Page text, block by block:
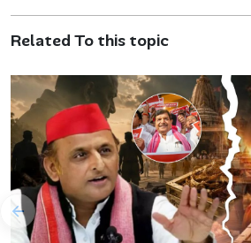
Related To this topic